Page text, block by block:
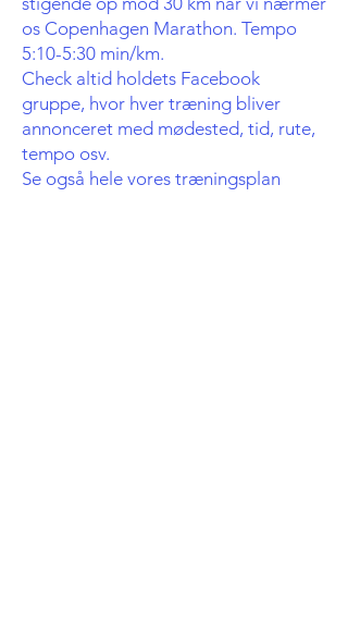
os Copenhagen Marathon. Tempo
5:10-5:30 min/km.
Check altid holdets Facebook
gruppe, hvor hver træning bliver
annonceret med mødested, tid, rute,
tempo osv.
Se også hele vores træningsplan